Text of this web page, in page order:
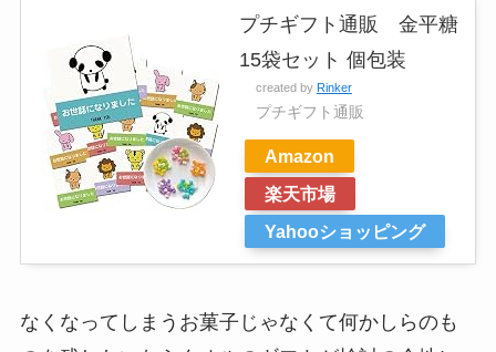
プチギフト通販 金平糖
15袋セット 個包装
created by Rinker
プチギフト通販
Amazon
楽天市場
Yahooショッピング
なくなってしまうお菓子じゃなくて何かしらのも